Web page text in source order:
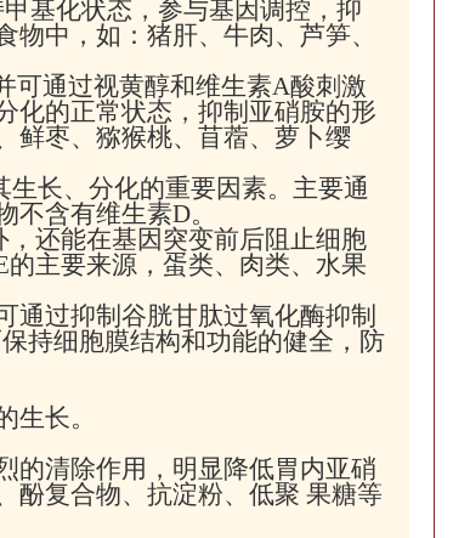
基化状态，参与基因调控，抑
中，如：猪肝、牛肉、芦笋、
可通过视黄醇和维生素A酸刺激
化的正常状态，抑制亚硝胺的形
鲜枣、猕猴桃、苜蓿、萝卜缨
长、分化的重要因素。主要通
含有维生素D。
还能在基因突变前后阻止细胞
主要来源，蛋类、肉类、水果
通过抑制谷胱甘肽过氧化酶抑制
持细胞膜结构和功能的健全，防
生长。
的清除作用，明显降低胃内亚硝
酚复合物、抗淀粉、低聚 果糖等